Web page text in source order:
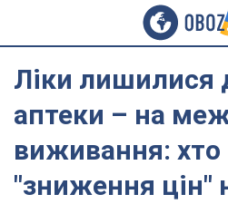
Ліки лишилися
аптеки – на
виживання: хто
"зниження цін"